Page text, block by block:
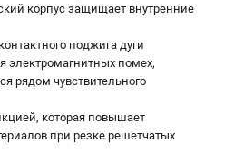
корпус защищает внутренние
поджига дуги
электромагнитных помех,
рядом чувствительного
которая повышает
при резке решетчатых